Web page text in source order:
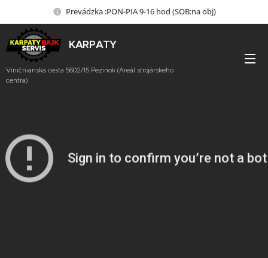
Prevádzka :PON-PIA 9-16 hod (SOB:na obj)
KARPATY
Viničnianska cesta 5602/15 Pezinok (Areál strojárskeho
centra)